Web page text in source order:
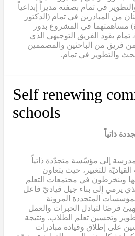
في تمام بصفته مديراً إبداعياً
من المبادرين في تمام (الدكتور
مساهمتهما في المشروع بدور
تمام يقود الفريق التوجيهي الذي
فريق من الباحثين والمصممين
والتطوير في تمام.
Self renewing
schools
ذاتياً
إلى مؤسّسة متجدّدة ذاتياّ
للتغيير، حيث يتعاون
وينخرطون في مجتمعات التعلم
الذي يرمي إلى بناء جيل قياديّ فاعل
المتجددة المرونة
فرصًا لتبادل الخبرات والعمل
وتحسين تعلم الطلاب. ونتيجة
على إطلاق وقيادة مبادرات